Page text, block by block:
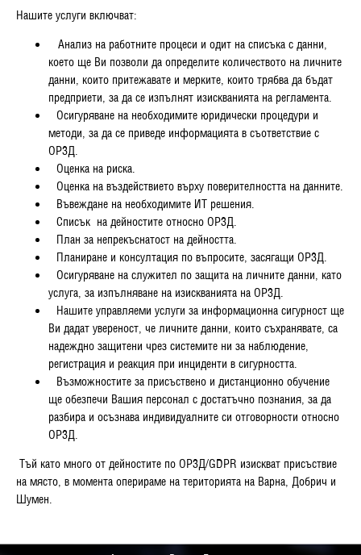
Нашите услуги включват:
Анализ на работните процеси и одит на списъка с данни,
което ще Ви позволи да определите количеството на личните
данни, които притежавате и мерките, които трябва да бъдат
предприети, за да се изпълнят изискванията на регламента.
Осигуряване на необходимите юридически процедури и
методи, за да се приведе информацията в съответствие с
ОРЗД.
Оценка на риска.
Оценка на въздействието върху поверителността на данните.
Въвеждане на необходимите ИТ решения.
Списък на дейностите относно ОРЗД.
План за непрекъснатост на дейността.
Планиране и консултация по въпросите, засягащи ОРЗД.
Осигуряване на служител по защита на личните данни, като
услуга, за изпълняване на изискванията на ОРЗД.
Нашите управляеми услуги за информационна сигурност ще
Ви дадатувереност, че личните данни, които съхранявате, са
надеждно защитени чрез системите ни за наблюдение,
регистрация и реакция при инциденти в сигурността.
Възможностите за присъствено и дистанционно обучение
ще обезпечи Вашия персонал с достатъчно познания, за да
разбира и осъзнава индивидуалните си отговорности относно
ОРЗД.
Тъй като много от дейностите по ОРЗД/GDPR изискват присъствие
на място, в момента оперираме на територията на Варна, Добрич и
Шумен.